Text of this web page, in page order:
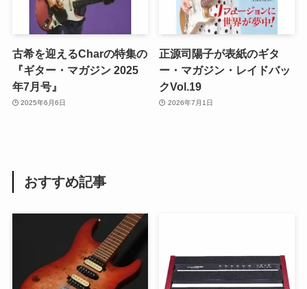
古希を迎えるCharの特集の
『ギター・マガジン 2025
年7月号』
2025年6月6日
正源司陽子が表紙のギタ
ー・マガジン・レイドバッ
クVol.19
2026年7月1日
おすすめ記事